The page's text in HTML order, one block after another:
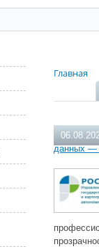
Главная
данных —